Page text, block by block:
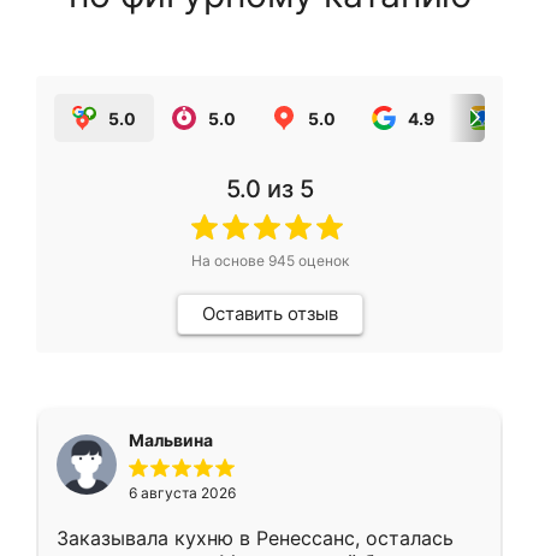
5.0 5.0 5.0 4.9
5.0 из 5
На основе 945оценок
Оставить отзыв
Мальвина
6 августа 2026
Заказывала кухню в Ренессанс, осталась